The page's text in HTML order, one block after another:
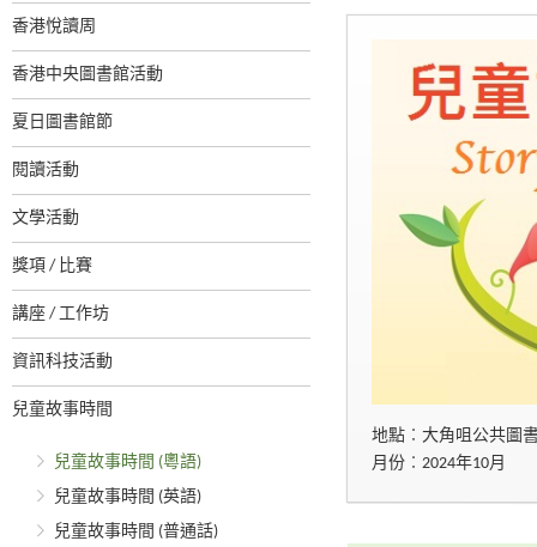
香港悅讀周
香港中央圖書館活動
夏日圖書館節
閱讀活動
文學活動
獎項 / 比賽
講座 / 工作坊
資訊科技活動
兒童故事時間
兒童故事時間 (粵語)
兒童故事時間 (英語)
兒童故事時間 (普通話)
地點︰大角咀公共圖
月份︰2024年10月